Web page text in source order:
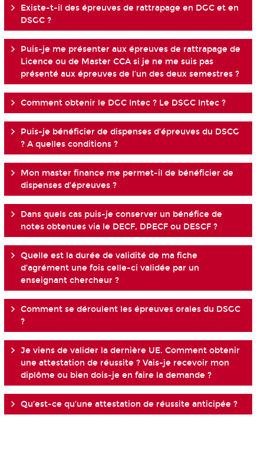
Existe-t-il des épreuves de rattrapage en DGC et en
DSGC ?
Puis-je me présenter aux épreuves de rattrapage de
Licence ou de Master CCA si je ne me suis pas
présenté aux épreuves de l’un des deux semestres ?
Comment obtenir le DGC Intec ? Le DSGC Intec ?
Puis-je bénéficier de dispenses d’épreuves du DSCG
? A quelles conditions ?
Mon master finance me permet-il de bénéficier de
dispenses d’épreuves ?
Dans quels cas puis-je conserver un bénéfice de
notes obtenues via le DECF, DPECF ou DESCF ?
Quelle est la durée de validité de ma fiche
d’agrément une fois celle-ci validée par un
enseignant chercheur ?
Comment se déroulent les épreuves orales du DSGC
?
Je viens de valider la dernière UE. Comment obtenir
une attestation de réussite ? Vais-je recevoir mon
diplôme ou bien dois-je en faire la demande ?
Qu’est-ce qu’une attestation de réussite anticipée ?